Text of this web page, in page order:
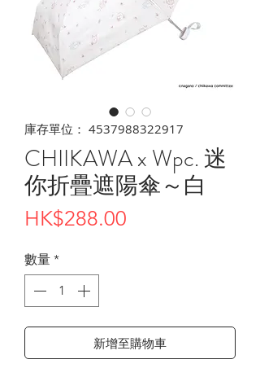
庫存單位： 4537988322917
CHIIKAWA x Wpc. 迷
你折疊遮陽傘～白
HK$288.00
數量 *
新增至購物車